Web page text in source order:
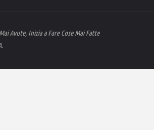
Avute, Inizia a Fare Cose Mai Fatte